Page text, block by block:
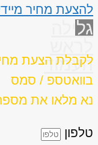
להצעת מחיר
גלילה
העמוד
לקבלת הצעת
בוואטספ / סמס
נא מלאו את
טלפון